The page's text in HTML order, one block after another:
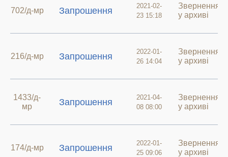
702/д-мр Запрошення
2021-02-
23 15:18
Звернення
у архиві
216/д-мр Запрошення
2022-01-
26 14:04
Звернення
у архиві
1433/д-
мр
Запрошення
2021-04-
08 08:00
Звернення
у архиві
174/д-мр Запрошення
2022-01-
25 09:06
Звернення
у архиві